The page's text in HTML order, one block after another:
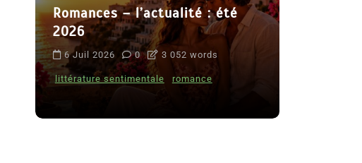
Romances – l’actualité : été
2026
6 Juil 2026 0 3 052 words
littérature sentimentale romance